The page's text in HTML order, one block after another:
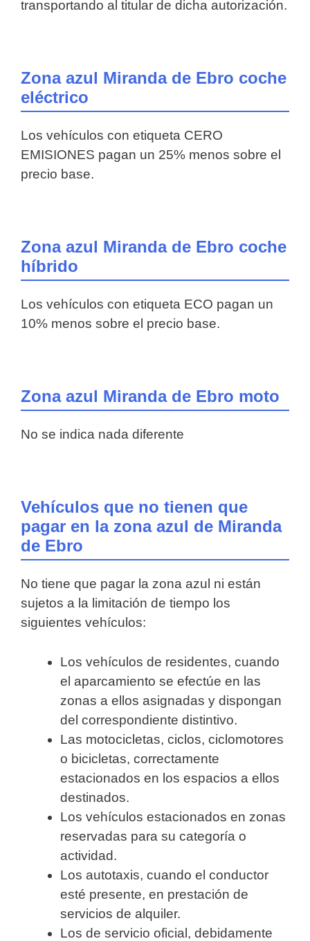
transportando al titular de dicha autorización.
Zona azul Miranda de Ebro coche
eléctrico
Los vehículos con etiqueta CERO
EMISIONES pagan un 25% menos sobre el
precio base.
Zona azul Miranda de Ebro coche
híbrido
Los vehículos con etiqueta ECO pagan un
10% menos sobre el precio base.
Zona azul Miranda de Ebro moto
No se indica nada diferente
Vehículos que no tienen que
pagar en la zona azul de Miranda
de Ebro
No tiene que pagar la zona azul ni están
sujetos a la limitación de tiempo los
siguientes vehículos:
Los vehículos de residentes, cuando
el aparcamiento se efectúe en las
zonas a ellos asignadas y dispongan
del correspondiente distintivo.
Las motocicletas, ciclos, ciclomotores
o bicicletas, correctamente
estacionados en los espacios a ellos
destinados.
Los vehículos estacionados en zonas
reservadas para su categoría o
actividad.
Los autotaxis, cuando el conductor
esté presente, en prestación de
servicios de alquiler.
Los de servicio oficial, debidamente